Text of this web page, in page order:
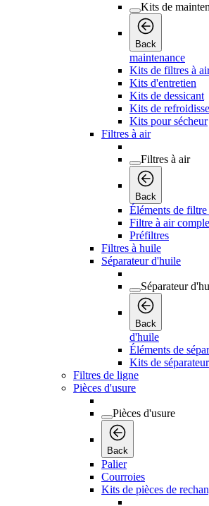
Kits de
Back
maintenance
Kits de filtres à
Kits d'entretien
Kits de dessicant
Kits de
Kits pour sécheur
Filtres à air
Filtres à air
Back
Éléments de filtre
Filtre à air
Préfiltres
Filtres à huile
Séparateur d'huile
Séparateur
Back
d'huile
Éléments de
Kits de
Filtres de ligne
Pièces d'usure
Pièces d'usure
Back
Palier
Courroies
Kits de pièces de